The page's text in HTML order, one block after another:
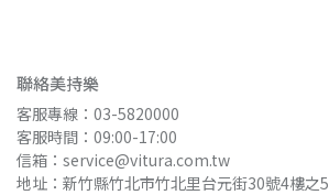
聯絡美持樂
客服專線：03-5820000
客服時間：09:00-17:00
信箱：service@vitura.com.tw
地址：新竹縣竹北市竹北里台元街30號4樓之5